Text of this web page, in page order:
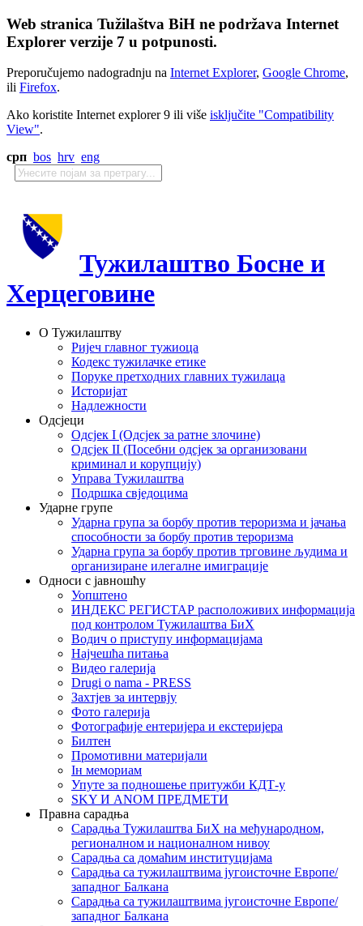
Web stranica Tužilaštva BiH ne podržava Internet
Explorer verzije 7 u potpunosti.
Preporučujemo nadogradnju na Internet Explorer, Google Chrome,
ili Firefox.
Ako koristite Internet explorer 9 ili više isključite "Compatibility
View".
срп bos hrv eng
Тужилаштво Босне и
Херцеговине
О Тужилаштву
Ријеч главног тужиоца
Кодекс тужилачке етике
Поруке претходних главних тужилаца
Историјат
Надлежности
Одсјеци
Одсјек I (Одсјек за ратне злочине)
Одсјек II (Посебни одсјек за организовани
криминал и корупцију)
Управа Тужилаштва
Подршка свједоцима
Ударне групе
Ударна група за борбу против тероризма и јачања
способности за борбу против тероризма
Ударна група за борбу против трговине људима и
организиране илегалне имиграције
Односи с јавношћу
Уопштено
ИНДЕКС РЕГИСТАР расположивих информација
под контролом Тужилаштва БиХ
Водич о приступу информацијама
Најчешћа питања
Видео галерија
Drugi o nama - PRESS
Захтјев за интервју
Фото галерија
Фотографије ентеријера и екстеријера
Билтен
Промотивни материјали
Iн мемориам
Упуте за подношење притужби КДТ-у
SKY И ANOM ПРЕДМЕТИ
Правна сарадња
Сарадња Тужилаштва БиХ на међународном,
регионалном и националном нивоу
Сарадња са домаћим институцијама
Сарадња са тужилаштвима југоисточне Европе/
западног Балкана
Сарадња са тужилаштвима југоисточне Европе/
западног Балкана